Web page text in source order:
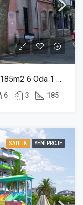
Büyükada Merkez De, Denize Yakın 185m2 6 Oda 1 Salon Tarihi Bina
6 3 185
SATILIK YENI PROJE